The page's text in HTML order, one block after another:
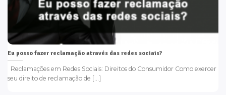
Eu posso fazer reclamação através das redes sociais?
Reclamações em Redes Sociais: Direitos do Consumidor Como exercer
seu direito de reclamação de [...]